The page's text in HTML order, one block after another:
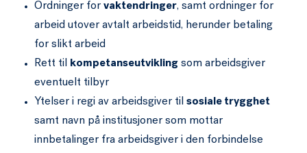
Ordninger for vaktendringer, samt ordninger for
arbeid utover avtalt arbeidstid, herunder betaling
for slikt arbeid
Rett til kompetanseutvikling som arbeidsgiver
eventuelt tilbyr
Ytelser i regi av arbeidsgiver til sosiale trygghet
samt navn på institusjoner som mottar
innbetalinger fra arbeidsgiver i den forbindelse